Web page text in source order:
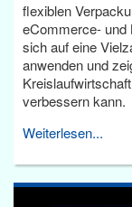
flexiblen
eCommerce- und
sich auf eine
anwenden und
verbessern kann.
Weiterlesen...